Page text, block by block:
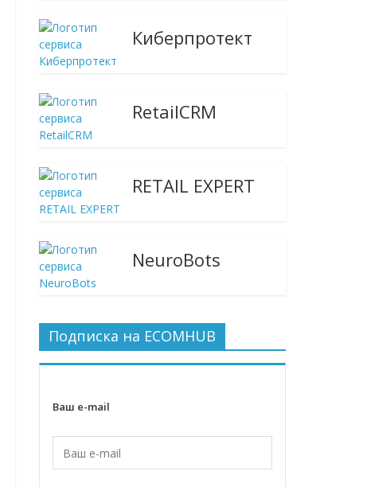
Киберпротект
RetailCRM
RETAIL EXPERT
NeuroBots
Подписка на ECOMHUB
Ваш e-mail